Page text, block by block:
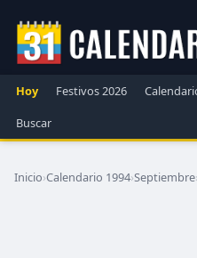
Hoy Festivos 2026
Buscar
Inicio›Calendario 1994›Septiembre›